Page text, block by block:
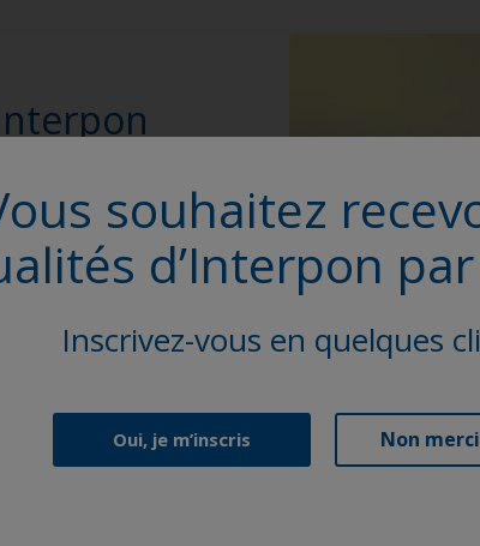
et vernis
des styles qui vont au-
souhaitez
d’Interpon
Inscrivez-vous en quelques
Oui, je m’inscris Non merci